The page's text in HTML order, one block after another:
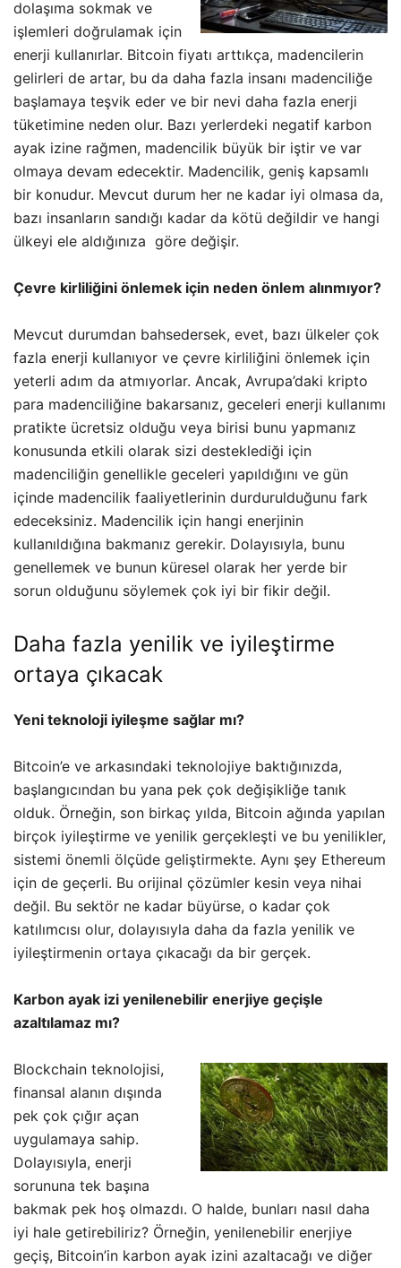
dolaşıma sokmak ve
işlemleri doğrulamak için
enerji kullanırlar. Bitcoin fiyatı arttıkça, madencilerin
gelirleri de artar, bu da daha fazla insanı madenciliğe
başlamaya teşvik eder ve bir nevi daha fazla enerji
tüketimine neden olur. Bazı yerlerdeki negatif karbon
ayak izine rağmen, madencilik büyük bir iştir ve var
olmaya devam edecektir. Madencilik, geniş kapsamlı
bir konudur. Mevcut durum her ne kadar iyi olmasa da,
bazı insanların sandığı kadar da kötü değildir ve hangi
ülkeyi ele aldığınıza göre değişir.
Çevre kirliliğini önlemek için neden önlem alınmıyor?
Mevcut durumdan bahsedersek, evet, bazı ülkeler çok
fazla enerji kullanıyor ve çevre kirliliğini önlemek için
yeterli adım da atmıyorlar. Ancak, Avrupa’daki kripto
para madenciliğine bakarsanız, geceleri enerji kullanımı
pratikte ücretsiz olduğu veya birisi bunu yapmanız
konusunda etkili olarak sizi desteklediği için
madenciliğin genellikle geceleri yapıldığını ve gün
içinde madencilik faaliyetlerinin durdurulduğunu fark
edeceksiniz. Madencilik için hangi enerjinin
kullanıldığına bakmanız gerekir. Dolayısıyla, bunu
genellemek ve bunun küresel olarak her yerde bir
sorun olduğunu söylemek çok iyi bir fikir değil.
Daha fazla yenilik ve iyileştirme
ortaya çıkacak
Yeni teknoloji iyileşme sağlar mı?
Bitcoin’e ve arkasındaki teknolojiye baktığınızda,
başlangıcından bu yana pek çok değişikliğe tanık
olduk. Örneğin, son birkaç yılda, Bitcoin ağında yapılan
birçok iyileştirme ve yenilik gerçekleşti ve bu yenilikler,
sistemi önemli ölçüde geliştirmekte. Aynı şey Ethereum
için de geçerli. Bu orijinal çözümler kesin veya nihai
değil. Bu sektör ne kadar büyürse, o kadar çok
katılımcısı olur, dolayısıyla daha da fazla yenilik ve
iyileştirmenin ortaya çıkacağı da bir gerçek.
Karbon ayak izi yenilenebilir enerjiye geçişle
azaltılamaz mı?
Blockchain teknolojisi,
finansal alanın dışında
pek çok çığır açan
uygulamaya sahip.
Dolayısıyla, enerji
sorununa tek başına
bakmak pek hoş olmazdı. O halde, bunları nasıl daha
iyi hale getirebiliriz? Örneğin, yenilenebilir enerjiye
geçiş, Bitcoin’in karbon ayak izini azaltacağı ve diğer